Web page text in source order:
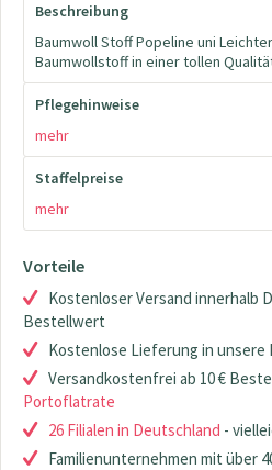
Beschreibung
Baumwoll Stoff Popeline uni
Baumwollstoff in einer tollen
Pflegehinweise
mehr
Staffelpreise
mehr
Vorteile
Kostenloser Versand innerhalb
Bestellwert
Kostenlose Lieferung in unsere
Versandkostenfrei ab 10 €
Portoflatrate
26 Filialen in Deutschland -
Familienunternehmen mit über